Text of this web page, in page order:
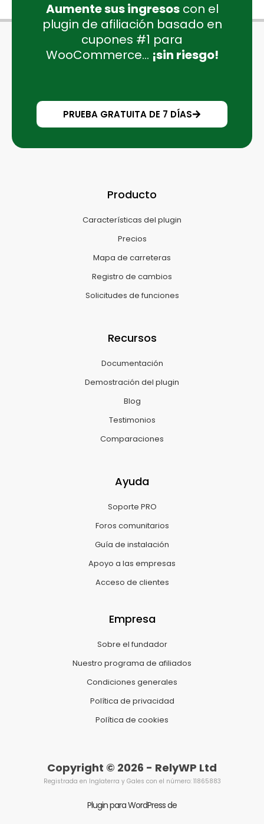
Aumente sus ingresoscon el
plugin de afiliación basado en
cupones #1 para
WooCommerce... ¡sin riesgo!
PRUEBA GRATUITA DE 7 DÍAS
Producto
Características del plugin
Precios
Mapa de carreteras
Registro de cambios
Solicitudes de funciones
Recursos
Documentación
Demostración del plugin
Blog
Testimonios
Comparaciones
Ayuda
Soporte PRO
Foros comunitarios
Guía de instalación
Apoyo a las empresas
Acceso de clientes
Empresa
Sobre el fundador
Nuestro programa de afiliados
Condiciones generales
Política de privacidad
Política de cookies
Copyright © 2026 - RelyWP Ltd
Registrada en Inglaterra y Gales con el número: 11865883
Plugin para WordPress de